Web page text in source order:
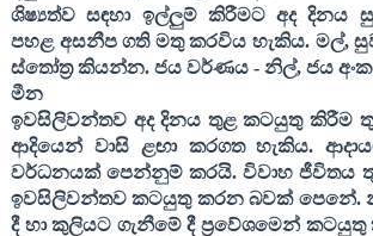
ශිෂ්‍යත්ව සඳහා ඉල්ලුම් කිරීමට අද දිනය
පහළ අසනීප ගති මතු කරවිය හැකිය. මල්,
ස්තෝත්‍ර කියන්න. ජය වර්ණය - නිල්, ජය
මීන
ඉවසිලිවන්තව අද දිනය තුළ කටයුතු කිරීම
ආදියෙන් වාසි ළඟා කරගත හැකිය.
වර්ධනයක් පෙන්නුම් කරයි. විවාහ ජීවිතය
ඉවසිලිවන්තව කටයුතු කරන බවක් පෙනේ.
දී හා කුලියට ගැනීමේ දී ප්‍රවේශමෙන්